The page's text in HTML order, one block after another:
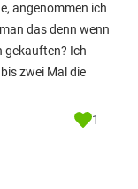
angenommen ich
das denn wenn
gekauften? Ich
zwei Mal die
1